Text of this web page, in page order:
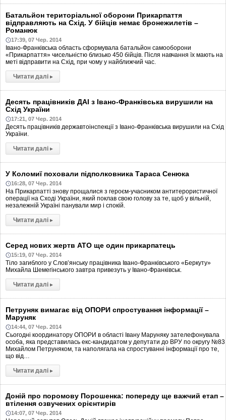
Батальйон територіальної оборони Прикарпаття
відправляють на Схід. У бійців немає бронежилетів –
Романюк
17:39, 07 Чер. 2014
Івано-Франківська область сформувала батальйон самооборони
«Прикарпаття» чисельністю близько 450 бійців. Після навчання їх мають на
меті відправити на Схід, при чому у найближчий час.
Читати далі ▸
Десять працівників ДАІ з Івано-Франківська вирушили на
Схід України
17:21, 07 Чер. 2014
Десять працівників державтоінспекції з Івано-Франківська вирушили на Схід
України.
Читати далі ▸
У Коломиї поховали підполковника Тараса Сенюка
16:28, 07 Чер. 2014
На Прикарпатті знову прощалися з героєм-учасником антитерористичної
операції на Сході України, який поклав свою голову за те, щоб у вільній,
незалежній Україні панували мир і спокій.
Читати далі ▸
Серед нових жертв АТО ще один прикарпатець
15:19, 07 Чер. 2014
Тіло загиблого у Слов’янську працівника Івано-Франківського «Беркуту»
Михайла Шемегінського завтра привезуть у Івано-Франківськ.
Читати далі ▸
Петруняк вимагає від ОПОРИ спростування інформації –
Маруняк
14:44, 07 Чер. 2014
Сьогодні координатору ОПОРИ в області Івану Маруняку зателефонувала
особа, яка представилась екс-кандидатом у депутати до ВРУ по округу №83
Михайлом Петруняком, та наполягала на спростуванні інформації про те,
що від…
Читати далі ▸
Доній про поромову Порошенка: попереду ще важчий етап –
втілення озвучених орієнтирів
14:07, 07 Чер. 2014